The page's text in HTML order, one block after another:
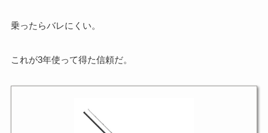
乗ったらバレにくい。
これが3年使って得た信頼だ。